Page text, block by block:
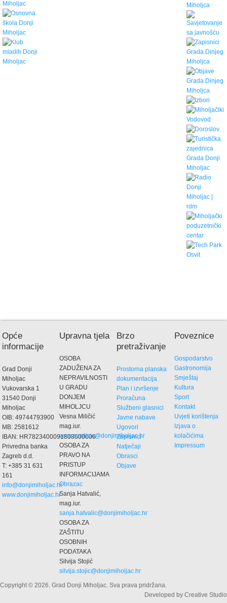
Opće
informacije
Grad Donji
Miholjac
Vukovarska 1
31540 Donji
Miholjac
OIB: 49744793900
MB: 2581612
IBAN: HR7823400091808600006
Privredna banka
Zagreb d.d.
T: +385 31 631
161
info@donjimiholjac.hr
www.donjimiholjac.hr
Upravna tjela
OSOBA
ZADUŽENA ZA
NEPRAVILNOSTI
U GRADU
DONJEM
MIHOLJCU
Vesna Miličić
mag.iur.
vesna.milicic@donjimiholjac.hr
OSOBA ZA
PRAVO NA
PRISTUP
INFORMACIJAMA
Obrazac
Sanja Hatvalić,
mag.iur.
sanja.hatvalic@donjimiholjac.hr
OSOBA ZA
ZAŠTITU
OSOBNIH
PODATAKA
Silvija Stojić
silvija.stojic@donjimiholjac.hr
Brzo
pretraživanje
Prostorna planska
dokumentacija
Plan i izvršenje
Proračuna
Službeni glasnici
Javne nabave
Ugovori
Zapisnici
Natječaji
Obrasci
Objave
Poveznice
Gospodarstvo
Gastronomija
Smještaj
Kultura
Sport
Kontakt
Uvjeti korištenja
Izjava o
kolačićima
Impressum
Copyright © 2026. Grad Donji Miholjac. Sva prava pridržana.
Developed by Creative Studio